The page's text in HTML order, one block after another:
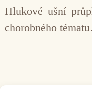
Hlukové ušní
chorobného